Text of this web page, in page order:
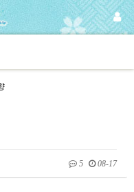
5 08-17